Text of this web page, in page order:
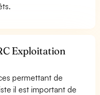
Exploitation
permettant de
il est important de